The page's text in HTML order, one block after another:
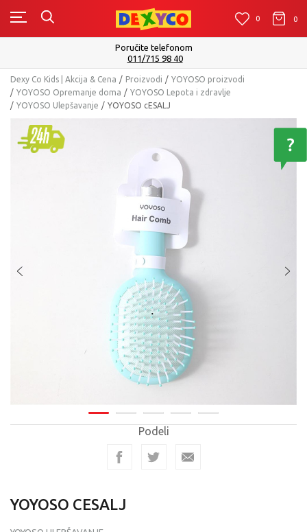
0 0 0
Poručite telefonom
011/715 98 40
Dexy Co Kids | Akcija & Cena Proizvodi
YOYOSO proizvodi
YOYOSO Opremanje doma
YOYOSO Lepota i zdravlje
YOYOSO Ulepšavanje
YOYOSO cESALJ
Podeli
YOYOSO CESALJ